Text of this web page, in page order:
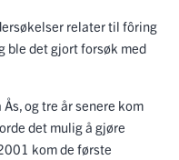
relater til fôring
ble det gjort forsøk med
og tre år senere kom
det mulig å gjøre
kom de første